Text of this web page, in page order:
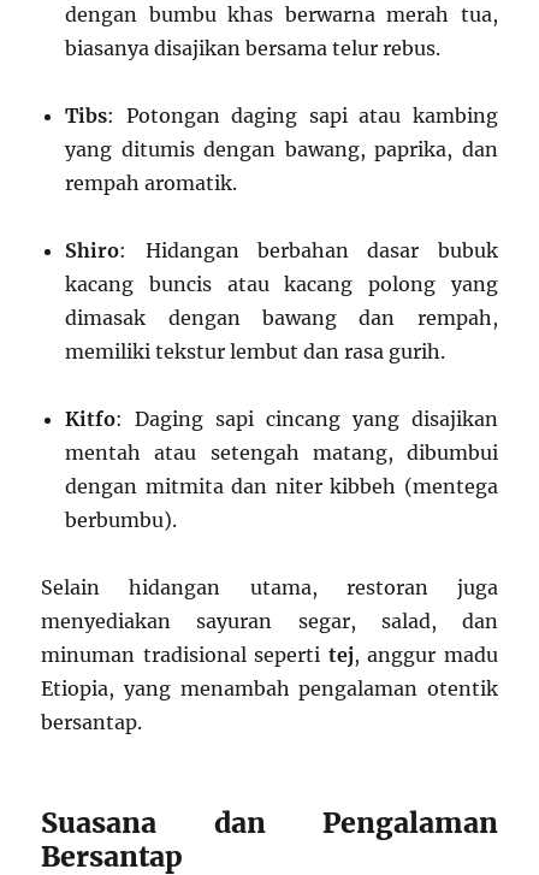
dengan bumbu khas berwarna merah tua,
biasanya disajikan bersama telur rebus.
Tibs: Potongan daging sapi atau kambing
yang ditumis dengan bawang, paprika, dan
rempah aromatik.
Shiro: Hidangan berbahan dasar bubuk
kacang buncis atau kacang polong yang
dimasak dengan bawang dan rempah,
memiliki tekstur lembut dan rasa gurih.
Kitfo: Daging sapi cincang yang disajikan
mentah atau setengah matang, dibumbui
dengan mitmita dan niter kibbeh (mentega
berbumbu).
Selain hidangan utama, restoran juga
menyediakan sayuran segar, salad, dan
minuman tradisional seperti tej, anggur madu
Etiopia, yang menambah pengalaman otentik
bersantap.
Suasana dan Pengalaman
Bersantap